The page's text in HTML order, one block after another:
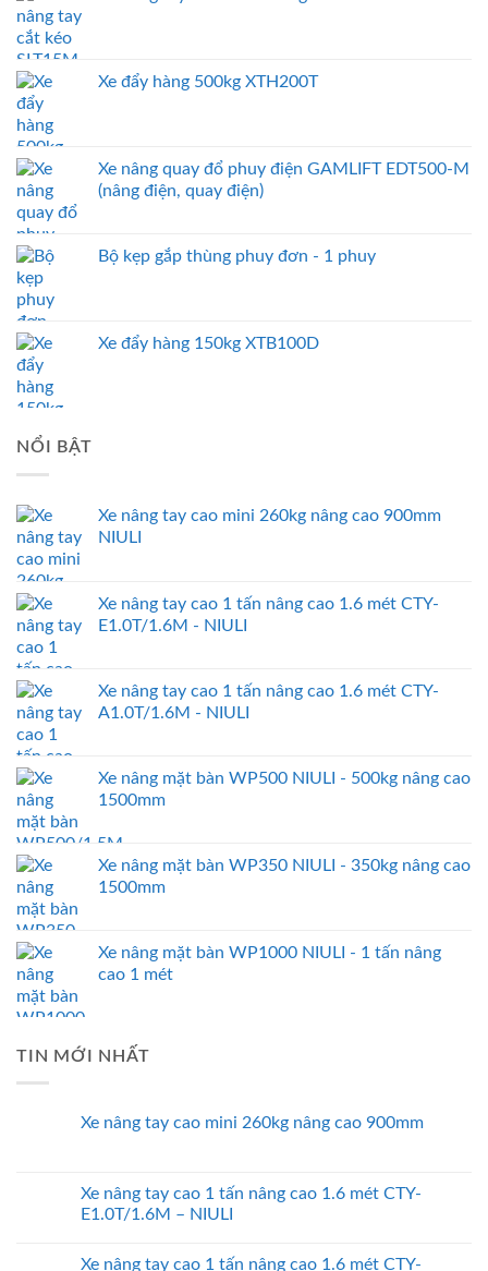
Xe đẩy hàng 500kg XTH200T
Xe nâng quay đổ phuy điện GAMLIFT EDT500-M
(nâng điện, quay điện)
Bộ kẹp gắp thùng phuy đơn - 1 phuy
Xe đẩy hàng 150kg XTB100D
NỔI BẬT
Xe nâng tay cao mini 260kg nâng cao 900mm
NIULI
Xe nâng tay cao 1 tấn nâng cao 1.6 mét CTY-
E1.0T/1.6M - NIULI
Xe nâng tay cao 1 tấn nâng cao 1.6 mét CTY-
A1.0T/1.6M - NIULI
Xe nâng mặt bàn WP500 NIULI - 500kg nâng cao
1500mm
Xe nâng mặt bàn WP350 NIULI - 350kg nâng cao
1500mm
Xe nâng mặt bàn WP1000 NIULI - 1 tấn nâng
cao 1 mét
TIN MỚI NHẤT
Xe nâng tay cao mini 260kg nâng cao 900mm
Xe nâng tay cao 1 tấn nâng cao 1.6 mét CTY-
E1.0T/1.6M – NIULI
Xe nâng tay cao 1 tấn nâng cao 1.6 mét CTY-